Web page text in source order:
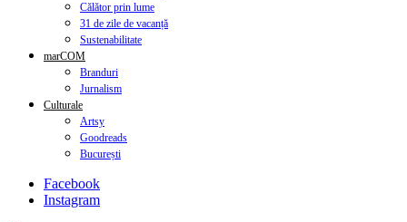
Călător prin lume
31 de zile de vacanță
Sustenabilitate
marCOM
Branduri
Jurnalism
Culturale
Artsy
Goodreads
București
Facebook
Instagram